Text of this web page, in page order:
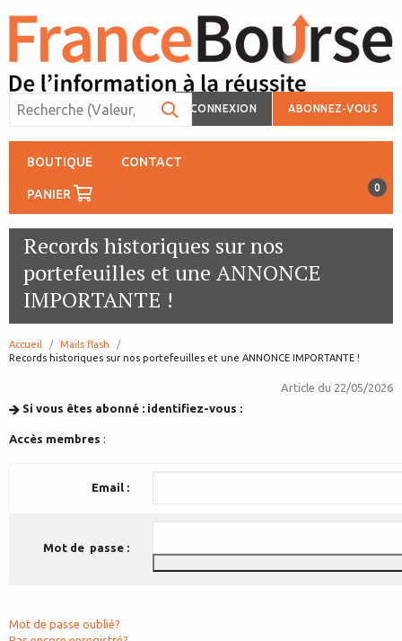
CONNEXION ABONNEZ-VOUS
BOUTIQUE CONTACT
PANIER 0
Records historiques sur nos
portefeuilles et une ANNONCE
IMPORTANTE !
Accueil
Mails flash
page:
Records historiques sur nos portefeuilles et une ANNONCE IMPORTANTE !
Article du 22/05/2026
Si vous êtes abonné : identifiez-vous :
Accès membres :
Email :
Mot de passe :
Mot de passe oublié?